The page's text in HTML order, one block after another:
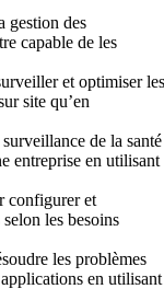
gestion des
capable de les
et optimiser les
site qu’en
de la santé
entreprise en utilisant
configurer et
les besoins
les problèmes
en utilisant